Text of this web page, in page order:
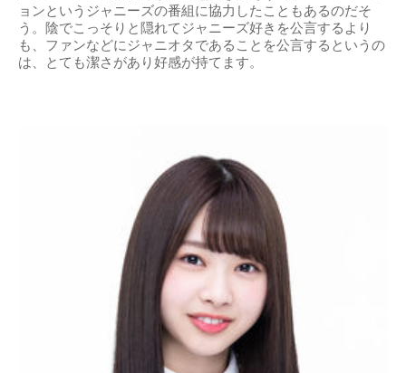
ョンというジャニーズの番組に協力したこともあるのだそ
う。陰でこっそりと隠れてジャニーズ好きを公言するより
も、ファンなどにジャニオタであることを公言するというの
は、とても潔さがあり好感が持てます。